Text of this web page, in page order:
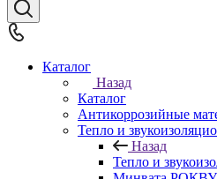
Каталог
Назад
Каталог
Антикоррозийные
Тепло и
Назад
Тепло и